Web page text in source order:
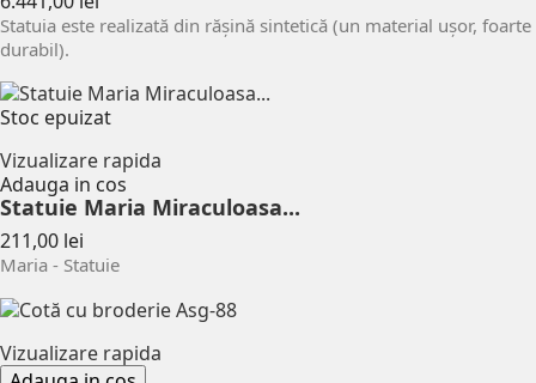
Statuia este realizată din rășină sintetică (un material ușor, foarte
durabil).
Stoc epuizat
Vizualizare rapida
Adauga in cos
Statuie Maria Miraculoasa...
211,00 lei
Maria - Statuie
Vizualizare rapida